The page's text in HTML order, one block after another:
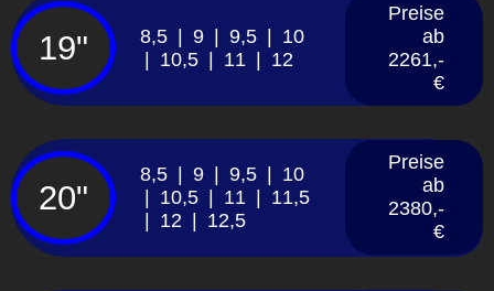
19"
8,5 | 9 | 9,5 | 10
| 10,5 | 11 | 12
Preise
ab
2261,-
€
20"
8,5 | 9 | 9,5 | 10
| 10,5 | 11 | 11,5
| 12 | 12,5
Preise
ab
2380,-
€